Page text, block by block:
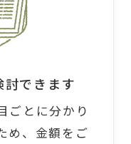
できます
ごとに分かり
め、金額をご